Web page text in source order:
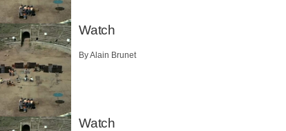
Watch
By Alain Brunet
Watch